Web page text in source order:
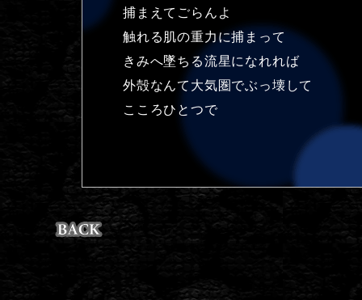
捕まえてごらんよ
触れる肌の重力に捕まって
きみへ墜ちる流星になれれば
外殻なんて大気圏でぶっ壊して
こころひとつで